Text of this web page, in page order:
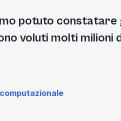
potuto
voluti molti milioni